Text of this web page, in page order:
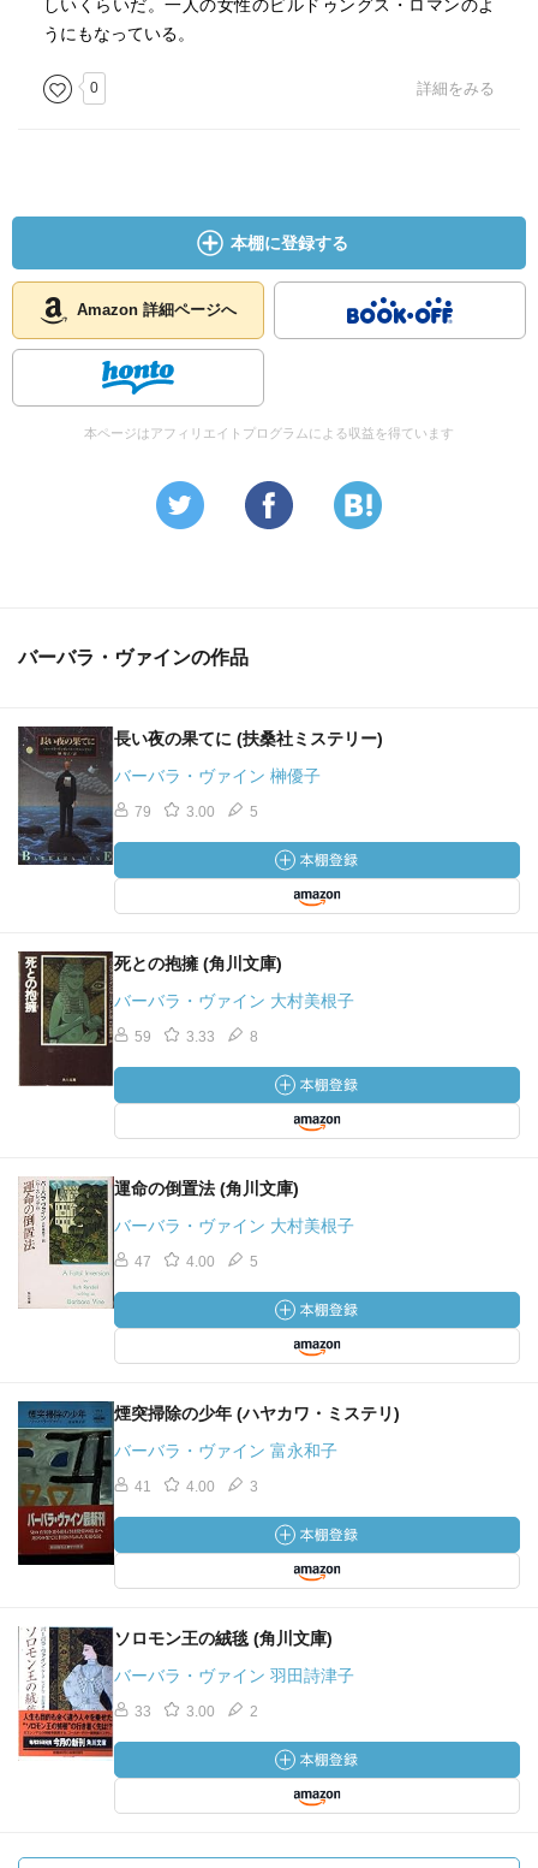
しいくらいだ。一人の女性のビルドゥングス・ロマンのよ
うにもなっている。
0 詳細をみる
本棚に登録する
Amazon 詳細ページへ
本ページはアフィリエイトプログラムによる収益を得ています
バーバラ・ヴァインの作品
長い夜の果てに (扶桑社ミステリー)
バーバラ・ヴァイン 榊優子
79 3.00 5
死との抱擁 (角川文庫)
バーバラ・ヴァイン 大村美根子
59 3.33 8
運命の倒置法 (角川文庫)
バーバラ・ヴァイン 大村美根子
47 4.00 5
煙突掃除の少年 (ハヤカワ・ミステリ)
バーバラ・ヴァイン 富永和子
41 4.00 3
ソロモン王の絨毯 (角川文庫)
バーバラ・ヴァイン 羽田詩津子
33 3.00 2